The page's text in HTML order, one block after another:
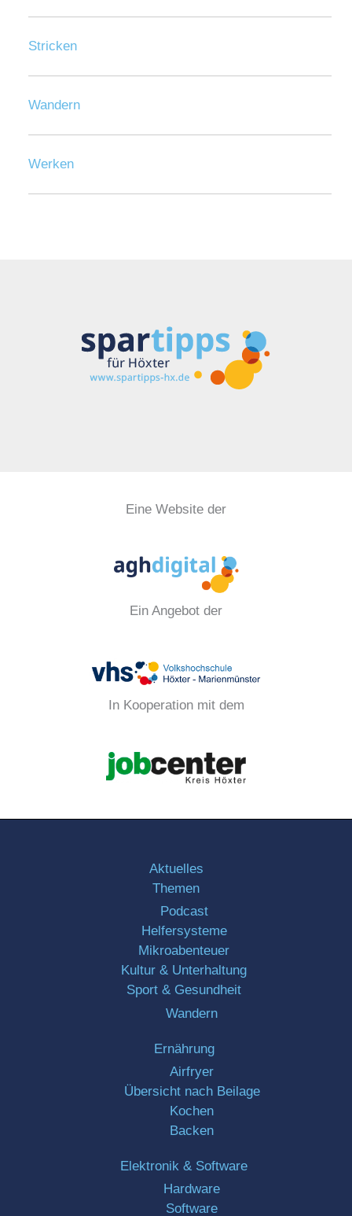
Stricken
Wandern
Werken
Eine Website der
Ein Angebot der
In Kooperation mit dem
Aktuelles
Themen
Podcast
Helfersysteme
Mikroabenteuer
Kultur & Unterhaltung
Sport & Gesundheit
Wandern
Ernährung
Airfryer
Übersicht nach Beilage
Kochen
Backen
Elektronik & Software
Hardware
Software